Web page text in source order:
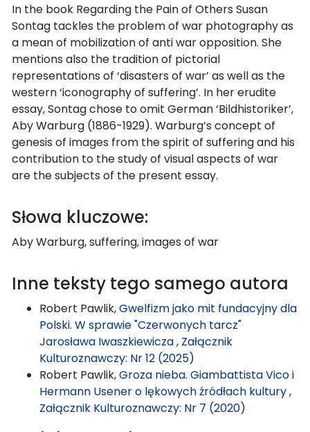
In the book Regarding the Pain of Others Susan
Sontag tackles the problem of war photography as
a mean of mobilization of anti war opposition. She
mentions also the tradition of pictorial
representations of ‘disasters of war’ as well as the
western ‘iconography of suffering’. In her erudite
essay, Sontag chose to omit German ‘Bildhistoriker’,
Aby Warburg (1886-1929). Warburg’s concept of
genesis of images from the spirit of suffering and his
contribution to the study of visual aspects of war
are the subjects of the present essay.
Słowa kluczowe:
Aby Warburg, suffering, images of war
Inne teksty tego samego autora
Robert Pawlik,Gwelfizm jako mit fundacyjny dla
Polski. W sprawie "Czerwonych tarcz"
Jarosława Iwaszkiewicza, Załącznik
Kulturoznawczy: Nr 12 (2025)
Robert Pawlik,Groza nieba. Giambattista Vico i
Hermann Usener o lękowych źródłach kultury,
Załącznik Kulturoznawczy: Nr 7 (2020)